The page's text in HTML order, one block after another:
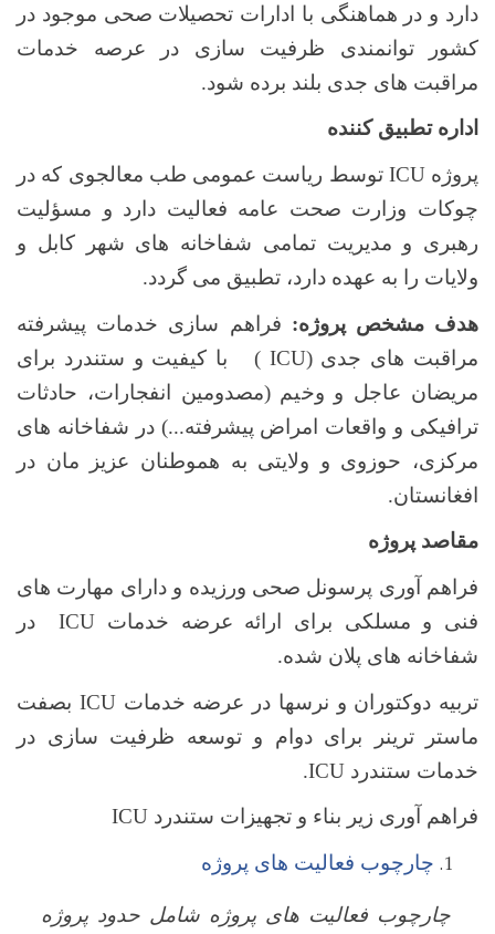
دارد و در هماهنگی با ادارات تحصیلات صحی موجود در
کشور توانمندی ظرفیت سازی در عرصه خدمات
مراقبت های جدی بلند برده شود.
اداره تطبیق کننده
پروژهICU توسط ریاست عمومی طب معالجوی که در
چوکات وزارت صحت عامه فعالیت دارد و مسؤلیت
رهبری و مدیریت تمامی شفاخانه های شهر کابل و
ولایات را به عهده دارد، تطبیق می گردد.
هدف مشخص پروژه: فراهم سازی خدمات پیشرفته
مراقبت های جدی (ICU ) با کیفیت و ستندرد برای
مریضان عاجل و وخیم (مصدومین انفجارات، حادثات
ترافیکی و واقعات امراض پیشرفته...) در شفاخانه های
مرکزی، حوزوی و ولایتی به هموطنان عزیز مان در
افغانستان.
مقاصد پروژه
فراهم آوری پرسونل صحی ورزیده و دارای مهارت های
فنی و مسلکی برای ارائه عرضه خدمات ICUدر
شفاخانه های پلان شده.
تربیه دوکتوران و نرسها در عرضه خدماتICU بصفت
ماستر ترینر برای دوام و توسعه ظرفیت سازی در
خدمات ستندرد ICU
.
فراهم آوری زیر بناء و تجهیزات ستندرد ICU
چارچوب فعالیت های پروژه
چارچوب فعالیت های پروژه شامل حدود پروژه